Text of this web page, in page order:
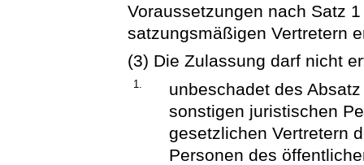
Voraussetzungen nach Satz
satzungsmäßigen Vertretern
(3) Die Zulassung darf nicht
1.
unbeschadet des
sonstigen juristischen
gesetzlichen Vertretern
Personen des